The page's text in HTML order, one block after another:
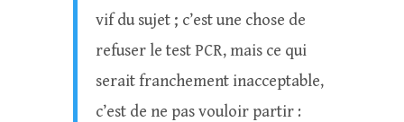
vif du sujet ; c’est une chose de
refuser le test PCR, mais ce qui
serait franchement inacceptable,
c’est de ne pas vouloir partir :